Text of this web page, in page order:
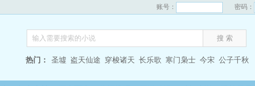
账号： 密码：
热门： 圣墟 盗天仙途 穿梭诸天 长乐歌 寒门枭士 今宋 公子千秋